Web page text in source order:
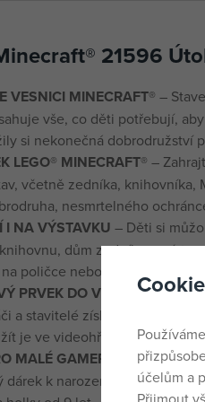
21596
VESNICI MINECRAFT® –
vše, co děti potřebují,
si nekonečná dobrodružství
LEGO® MINECRAFT® –
včetně zedníka, knihovníka,
nesmrtelného
I NA VÝSTAVKU – Děti si
dům zedníka a místo
poličce nebo na stole
PRVEK DO VIDEOHRY–
a stavitelé získat bonusový
je ve videohře Minecraft®
MALÉ GAMERY
– Tato
dárek k narozeninám,účelům a
Přijmout